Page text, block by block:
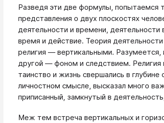
Разведя эти две формулы, попытаемся
представления о двух плоскостях
деятельности и времени,
время и действие. Теория
религия — вертикальными. Разумеется,
другой — фоном и следствием. Религия
таинство и жизнь свершались в
личностном смысле, высказал много
приписанный, замкнутый в
Меж тем встреча вертикальных и